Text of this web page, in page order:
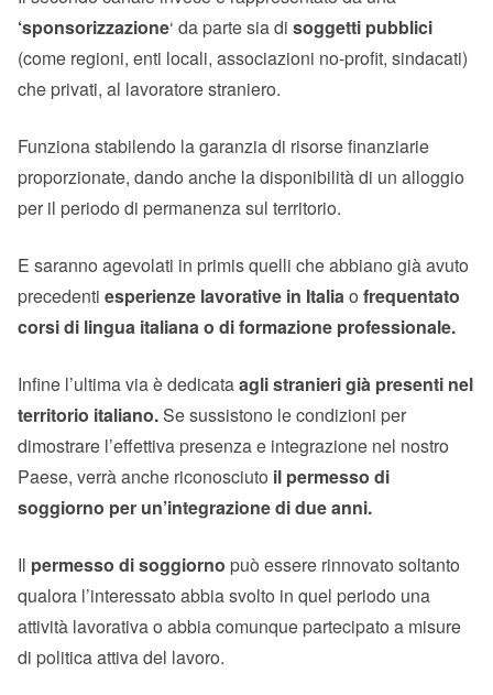
‘sponsorizzazione‘ da parte sia di soggetti pubblici
(come regioni, enti locali, associazioni no-profit, sindacati)
che privati, al lavoratore straniero.
Funziona stabilendo la garanzia di risorse finanziarie
proporzionate, dando anche la disponibilità di un alloggio
per il periodo di permanenza sul territorio.
E saranno agevolati in primis quelli che abbiano già avuto
precedenti esperienze lavorative in Italiao frequentato
corsi di lingua italiana o di formazione professionale.
Infine l’ultima via è dedicataagli stranieri già presenti nel
territorio italiano.Se sussistono le condizioni per
dimostrare l’effettiva presenza e integrazione nel nostro
Paese, verrà anche riconosciuto il permesso di
soggiorno per un’integrazione di due anni.
Il permesso di soggiorno può essere rinnovato soltanto
qualora l’interessato abbia svolto in quel periodo una
attività lavorativa o abbia comunque partecipato a misure
di politica attiva del lavoro.